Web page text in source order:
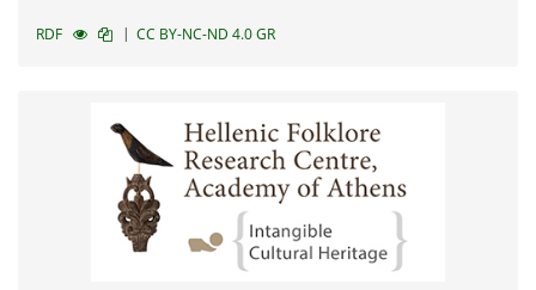
RDF | CC BY-NC-ND 4.0 GR